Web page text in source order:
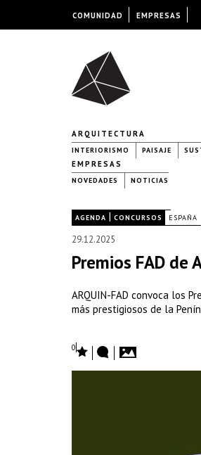
ARQUITECTURA
INTERIORISMO PAISAJE
EMPRESAS
NOVEDADES NOTICIAS
AGENDA | CONCURSOS ESPAÑA
29.12.2025
Premios FAD
ARQUIN-FAD convoca los
más prestigiosos de la
0
COMUNIDAD EMPRESAS